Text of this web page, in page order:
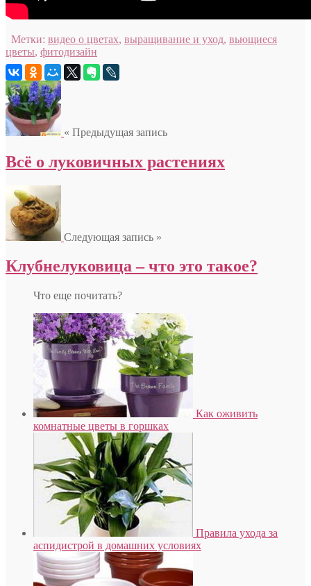
Метки: видео о цветах, выращивание и уход, вьющиеся
цветы, фитодизайн
« Предыдущая запись
Всё о луковичных растениях
Следующая запись »
Клубнелуковица – что это такое?
Что еще почитать?
Как оживить
комнатные цветы в горшках
Правила ухода за
аспидистрой в домашних условиях